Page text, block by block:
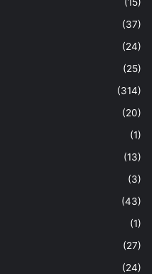
(37)
(24)
(25)
(314)
(20)
(1)
(13)
(3)
(43)
(1)
(27)
(24)